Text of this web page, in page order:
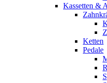
Kassetten &
Ketten
Pedale